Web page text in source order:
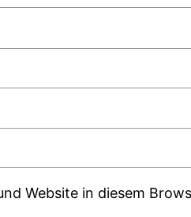
Website in diesem